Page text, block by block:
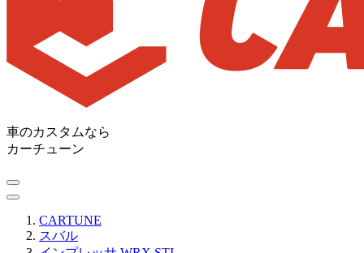
車のカスタムなら
カーチューン
CARTUNE
スバル